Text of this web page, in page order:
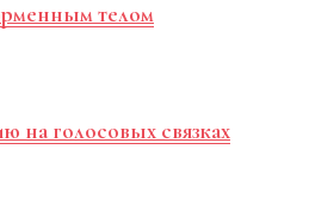
телом
на голосовых связках